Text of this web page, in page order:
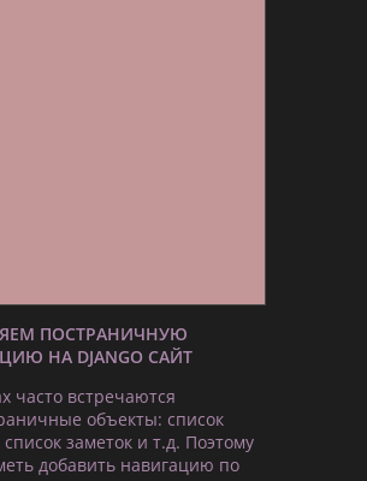
ПОСТРАНИЧНУЮ
НА DJANGO САЙТ
часто встречаются
объекты: список
список заметок и т.д. Поэтому
добавить навигацию по